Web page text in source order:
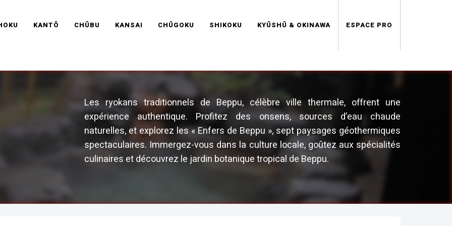
FRANCE
KANTŌ CHŪBU KANSAI CHŪGOKU SHIKOKU KYŪSHŪ & OKINAWA ESPACE PRO
Les ryokans traditionnels de Beppu, célèbre ville thermale, offrent une
expérience authentique. Profitez des onsens, sources d’eau chaude
naturelles, et explorez les « Enfers de Beppu », sept paysages géothermiques
spectaculaires. Immergez-vous dans la culture locale, goûtez aux spécialités
culinaires et découvrez le jardin botanique tropical de Beppu.